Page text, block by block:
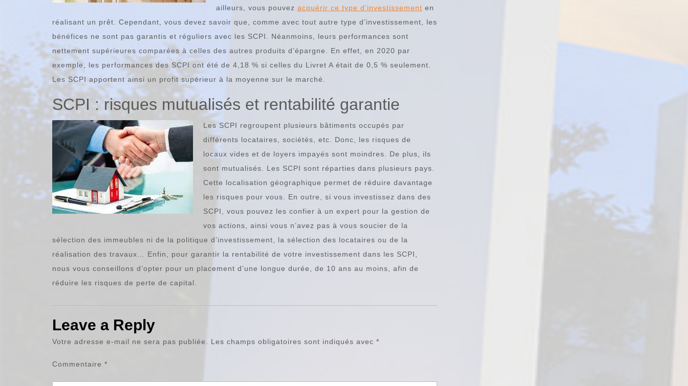
ailleurs, vous pouvez acquérir ce type d’investissement en
réalisant un prêt. Cependant, vous devez savoir que, comme avec tout autre type d’investissement, les
bénéfices ne sont pas garantis et réguliers avec les SCPI. Néanmoins, leurs performances sont
nettement supérieures comparées à celles des autres produits d’épargne. En effet, en 2020 par
exemple, les performances des SCPI ont été de 4,18 % si celles du Livret A était de 0,5 % seulement.
Les SCPI apportent ainsi un profit supérieur à la moyenne sur le marché.
SCPI : risques mutualisés et rentabilité garantie
Les SCPI regroupent plusieurs bâtiments occupés par
différents locataires, sociétés, etc. Donc, les risques de
locaux vides et de loyers impayés sont moindres. De plus, ils
sont mutualisés. Les SCPI sont réparties dans plusieurs pays.
Cette localisation géographique permet de réduire davantage
les risques pour vous. En outre, si vous investissez dans des
SCPI, vous pouvez les confier à un expert pour la gestion de
vos actions, ainsi vous n’avez pas à vous soucier de la
sélection des immeubles ni de la politique d’investissement, la sélection des locataires ou de la
réalisation des travaux… Enfin, pour garantir la rentabilité de votre investissement dans les SCPI,
nous vous conseillons d’opter pour un placement d’une longue durée, de 10 ans au moins, afin de
réduire les risques de perte de capital.
Leave a Reply
Votre adresse e-mail ne sera pas publiée. Les champs obligatoires sont indiqués avec *
Commentaire *